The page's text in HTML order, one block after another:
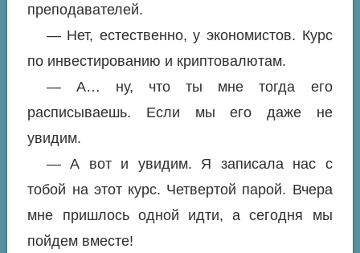
преподавателей.
— Нет, естественно, у экономистов. Курс
по инвестированию и криптовалютам.
— А… ну, что ты мне тогда его
расписываешь. Если мы его даже не
увидим.
— А вот и увидим. Я записала нас с
тобой на этот курс. Четвертой парой. Вчера
мне пришлось одной идти, а сегодня мы
пойдем вместе!